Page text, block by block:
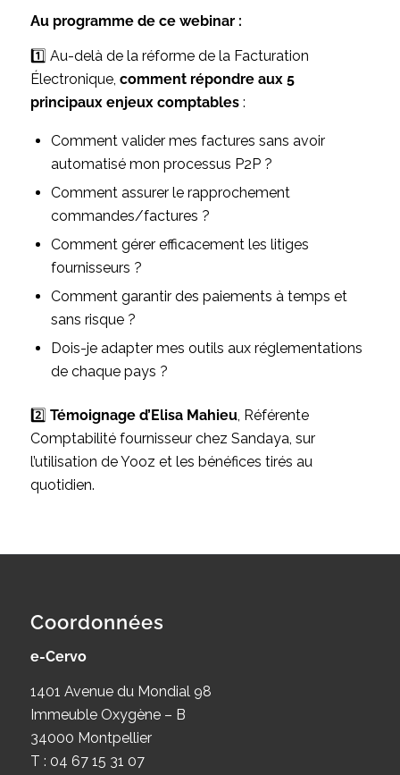
Au programme de ce webinar :
1️⃣ Au-delà de la réforme de la Facturation
Électronique, comment répondre aux 5
principaux enjeux comptables:
Comment valider mes factures sans avoir
automatisé mon processus P2P ?
Comment assurer le rapprochement
commandes/factures ?
Comment gérer efficacement les litiges
fournisseurs ?
Comment garantir des paiements à temps et
sans risque ?
Dois-je adapter mes outils aux réglementations
de chaque pays ?
2️⃣ Témoignage d’Elisa Mahieu, Référente
Comptabilité fournisseur chez Sandaya, sur
l’utilisation de Yooz et les bénéfices tirés au
quotidien.
Coordonnées
e-Cervo
1401 Avenue du Mondial 98
Immeuble Oxygène – B
34000 Montpellier
T : 04 67 15 31 07